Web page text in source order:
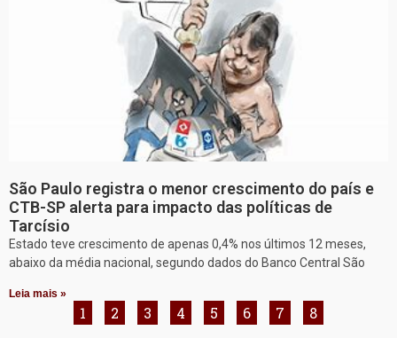
São Paulo registra o menor crescimento do país e
CTB-SP alerta para impacto das políticas de
Tarcísio
Estado teve crescimento de apenas 0,4% nos últimos 12 meses,
abaixo da média nacional, segundo dados do Banco Central São
Leia mais »
1 2 3 4 5 6 7 8